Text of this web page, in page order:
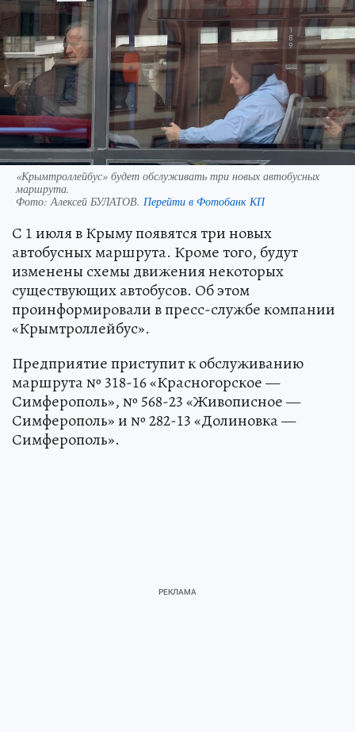
«Крымтроллейбус» будет обслуживать три новых автобусных
маршрута.
Фото: Алексей БУЛАТОВ. Перейти в Фотобанк КП
С 1 июля в Крыму появятся три новых
автобусных маршрута. Кроме того, будут
изменены схемы движения некоторых
существующих автобусов. Об этом
проинформировали в пресс-службе компании
«Крымтроллейбус».
Предприятие приступит к обслуживанию
маршрута № 318-16 «Красногорское —
Симферополь», № 568-23 «Живописное —
Симферополь» и № 282-13 «Долиновка —
Симферополь».